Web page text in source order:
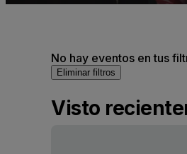
No hay eventos en tus
Eliminar filtros
Visto